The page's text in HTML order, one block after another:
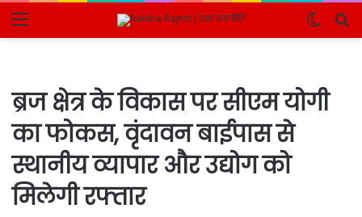
Menu
Switch
skin
ब्रज क्षेत्र के विकास पर सीएम योगी
का फोकस, वृंदावन बाईपास से
स्थानीय व्यापार और उद्योग को
मिलेगी रफ्तार